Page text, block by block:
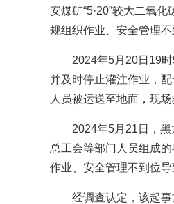
安煤矿“5·20”较大二氧
规组织作业、安全管理
2024年5月20日19
并及时停止灌注作业，
人员被运送至地面，现场
2024年5月21日，
总工会等部门人员组成
作业、安全管理不到位导
经调查认定，该起